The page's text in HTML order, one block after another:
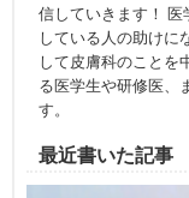
信していきます！ 医
している人の助けに
して皮膚科のことを
る医学生や研修医、
す。
最近書いた記事